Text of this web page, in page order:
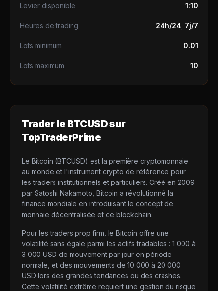
Levier disponible 1:10
Heures de trading 24h/24, 7j/7
Lots minimum 0.01
Lots maximum 10
Trader le BTCUSDsur
TopTraderPrime
Le Bitcoin (BTCUSD) est la première cryptomonnaie
au monde et l'instrument crypto de référence pour
les traders institutionnels et particuliers. Créé en 2009
par Satoshi Nakamoto, Bitcoin a révolutionné la
finance mondiale en introduisant le concept de
monnaie décentralisée et de blockchain.
Pour les traders prop firm, le Bitcoin offre une
volatilité sans égale parmi les actifs tradables : 1 000 à
3 000 USD de mouvement par jour en période
normale, et des mouvements de 10 000 à 20 000
USD lors des grandes tendances ou des crashes.
Cette volatilité extrême requiert une gestion du risque